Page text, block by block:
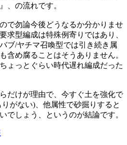
、の流れです。
で勿論今後どうなるか分かりませ
求型編成は特殊例寄りではあり、
ブ/ヤチマ召喚型では引き続き属
含め腐ることはそうありません。
ょっとぐらい時代遅れ編成だった
だけが理由で、今すぐ土を強化で
がない)、他属性で砂掘りすると
でしょう、というのが結論です。